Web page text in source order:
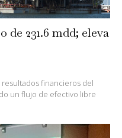
de 231.6 mdd; eleva
financieros del
un flujo de efectivo libre